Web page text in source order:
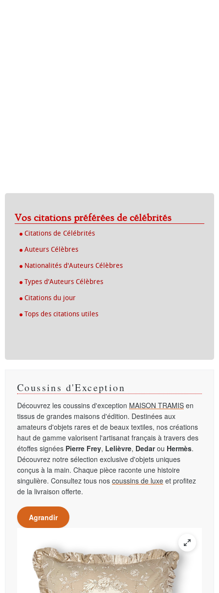
Vos citations préférées de célébrités
Citations de Célébrités
Auteurs Célèbres
Nationalités d'Auteurs Célèbres
Types d'Auteurs Célèbres
Citations du jour
Tops des citations utiles
Coussins d'Exception
Découvrez les coussins d'exception MAISON TRAMIS en
tissus de grandes maisons d'édition. Destinées aux
amateurs d'objets rares et de beaux textiles, nos créations
haut de gamme valorisent l'artisanat français à travers des
étoffes signées Pierre Frey, Lelièvre, Dedarou Hermès.
Découvrez notre sélection exclusive d'objets uniques
conçus à la main. Chaque pièce raconte une histoire
singulière. Consultez tous nos coussins de luxe et profitez
de la livraison offerte.
Agrandir